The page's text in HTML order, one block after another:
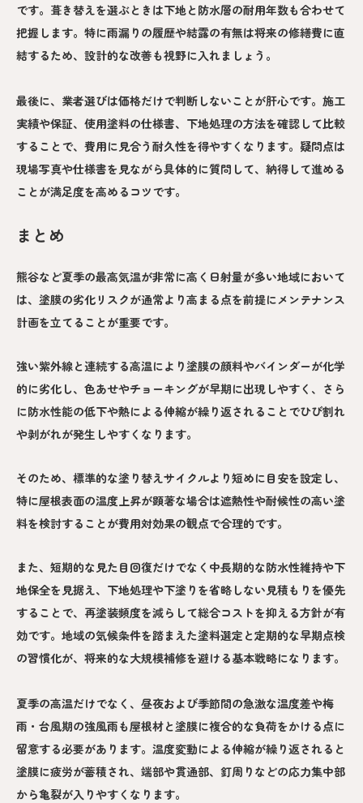
です。葺き替えを選ぶときは下地と防水層の耐用年数も合わせて
把握します。特に雨漏りの履歴や結露の有無は将来の修繕費に直
結するため、設計的な改善も視野に入れましょう。
最後に、業者選びは価格だけで判断しないことが肝心です。施工
実績や保証、使用塗料の仕様書、下地処理の方法を確認して比較
することで、費用に見合う耐久性を得やすくなります。疑問点は
現場写真や仕様書を見ながら具体的に質問して、納得して進める
ことが満足度を高めるコツです。
まとめ
熊谷など夏季の最高気温が非常に高く日射量が多い地域において
は、塗膜の劣化リスクが通常より高まる点を前提にメンテナンス
計画を立てることが重要です。
強い紫外線と連続する高温により塗膜の顔料やバインダーが化学
的に劣化し、色あせやチョーキングが早期に出現しやすく、さら
に防水性能の低下や熱による伸縮が繰り返されることでひび割れ
や剥がれが発生しやすくなります。
そのため、標準的な塗り替えサイクルより短めに目安を設定し、
特に屋根表面の温度上昇が顕著な場合は遮熱性や耐候性の高い塗
料を検討することが費用対効果の観点で合理的です。
また、短期的な見た目回復だけでなく中長期的な防水性維持や下
地保全を見据え、下地処理や下塗りを省略しない見積もりを優先
することで、再塗装頻度を減らして総合コストを抑える方針が有
効です。地域の気候条件を踏まえた塗料選定と定期的な早期点検
の習慣化が、将来的な大規模補修を避ける基本戦略になります。
夏季の高温だけでなく、昼夜および季節間の急激な温度差や梅
雨・台風期の強風雨も屋根材と塗膜に複合的な負荷をかける点に
留意する必要があります。温度変動による伸縮が繰り返されると
塗膜に疲労が蓄積され、端部や貫通部、釘周りなどの応力集中部
から亀裂が入りやすくなります。